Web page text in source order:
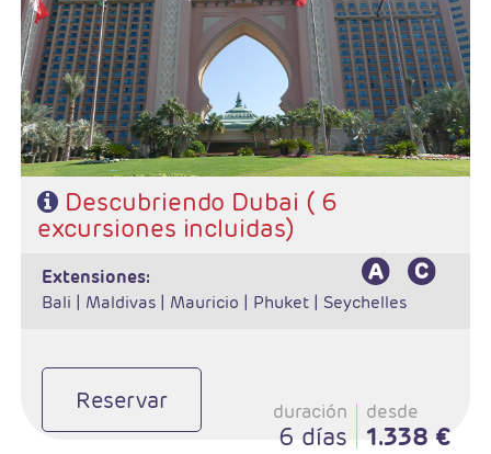
- Ruta: Dubai 5 noches.
- Categoría hotelera: A elección del cliente.
- Régimen: Alojamiento y desayuno
- Excursiones incluidas:
* Visita ciudad Dubai con guía de habla hispana.
* Safari por el desierto con cena barbacoa.
* Visita medio día Sharjah con guía de habla hispana.
* Cena Buffet en Dhow Cruise Creek con traslados incluidos.
* Visita Ciudad de Abu Dhabi con guía de habla hispana. Almuerzo
no incluido.
* Visita Ciudad de Fujairah en regular guía de habla hispana.
Descubriendo Dubai ( 6
excursiones incluidas)
extensiones:
Bali | Maldivas | Mauricio | Phuket | Seychelles
Reservar duración
6 días
desde
1.338 €